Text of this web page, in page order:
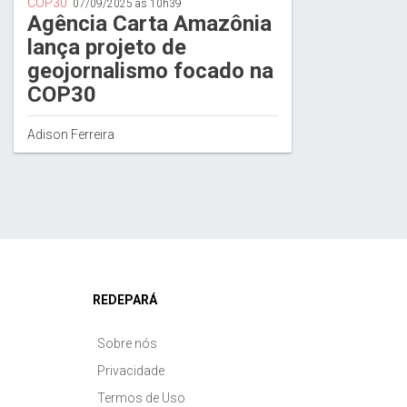
07/09/2025 às 10h39
Agência Carta Amazônia
lança projeto de
geojornalismo focado na
COP30
Adison Ferreira
REDEPARÁ
Sobre nós
Privacidade
Termos de Uso